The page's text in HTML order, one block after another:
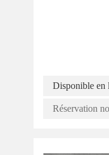
Disponible en
Réservation